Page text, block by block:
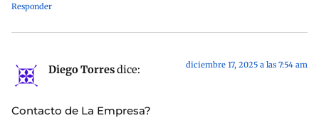
Responder
Diego Torresdice: diciembre 17, 2025 a las 7:54 am
Contacto de La Empresa?